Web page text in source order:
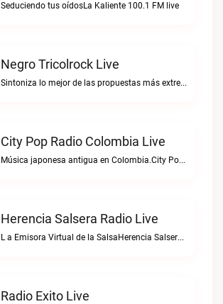
Seduciendo tus oídosLa Kaliente 100.1 FM live
Negro Tricolrock Live
Sintoniza lo mejor de las propuestas más extremas y virtuosas del metal colombianoNegro Tricolrock live
City Pop Radio Colombia Live
Música japonesa antigua en Colombia.City Pop Radio Colombia live
Herencia Salsera Radio Live
L a Emisora Virtual de la SalsaHerencia Salsera Radio live
Radio Exito Live